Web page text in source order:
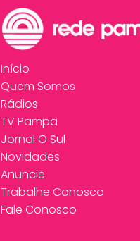
Início
Quem Somos
Rádios
TV Pampa
Jornal O Sul
Novidades
Anuncie
Trabalhe Conosco
Fale Conosco